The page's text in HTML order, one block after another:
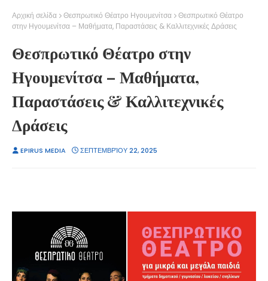
Αρχική σελίδα Θεσπρωτικό Θέατρο Ηγουμενίτσα
Θεσπρωτικό Θέατρο
στην Ηγουμενίτσα – Μαθήματα, Παραστάσεις & Καλλιτεχνικές Δράσεις
Θεσπρωτικό Θέατρο στην
Ηγουμενίτσα – Μαθήματα,
Παραστάσεις & Καλλιτεχνικές
Δράσεις
EPIRUS MEDIA ΣΕΠΤΕΜΒΡΊΟΥ 22, 2025